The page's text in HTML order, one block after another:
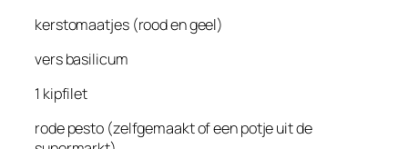
kerstomaatjes (rood en geel)
vers basilicum
1 kipfilet
rode pesto (zelfgemaakt of een potje uit de